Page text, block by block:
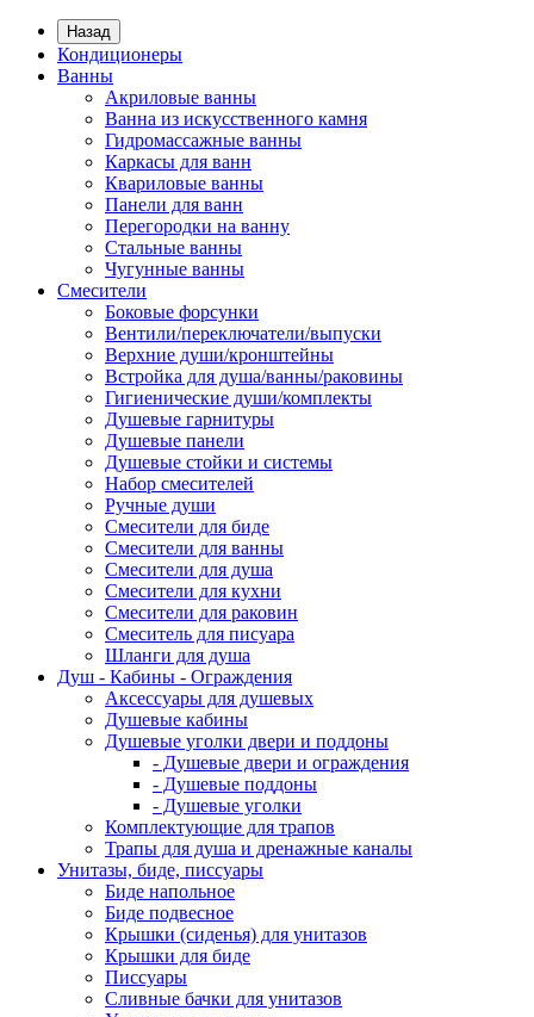
Назад
Кондиционеры
Ванны
Акриловые ванны
Ванна из искусственного камня
Гидромассажные ванны
Каркасы для ванн
Квариловые ванны
Панели для ванн
Перегородки на ванну
Стальные ванны
Чугунные ванны
Смесители
Боковые форсунки
Вентили/переключатели/выпуски
Верхние души/кронштейны
Встройка для душа/ванны/раковины
Гигиенические души/комплекты
Душевые гарнитуры
Душевые панели
Душевые стойки и системы
Набор смесителей
Ручные души
Смесители для биде
Смесители для ванны
Смесители для душа
Смесители для кухни
Смесители для раковин
Смеситель для писуара
Шланги для душа
Душ - Кабины - Ограждения
Аксессуары для душевых
Душевые кабины
Душевые уголки двери и поддоны
- Душевые двери и ограждения
- Душевые поддоны
- Душевые уголки
Комплектующие для трапов
Трапы для душа и дренажные каналы
Унитазы, биде, писсуары
Биде напольное
Биде подвесное
Крышки (сиденья) для унитазов
Крышки для биде
Писсуары
Сливные бачки для унитазов